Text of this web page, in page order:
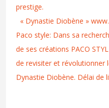
prestige.
« Dynastie Diobène »
Paco style: Dans sa
de ses créations PACO
de revisiter et révolutionner
Dynastie Diobène. Délai de